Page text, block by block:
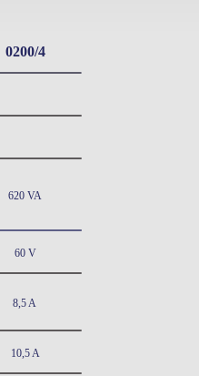
0200/4
620 VA
60 V
8,5 A
10,5 A